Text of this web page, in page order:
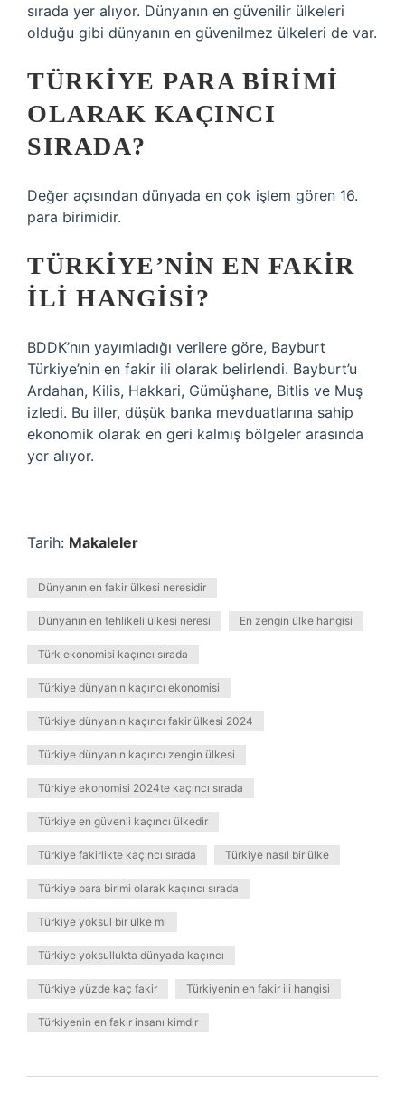
sırada yer alıyor. Dünyanın en güvenilir ülkeleri
olduğu gibi dünyanın en güvenilmez ülkeleri de var.
TÜRKIYE PARA BIRIMI
OLARAK KAÇINCI
SIRADA?
Değer açısından dünyada en çok işlem gören 16.
para birimidir.
TÜRKIYE’NIN EN FAKIR
ILI HANGISI?
BDDK’nın yayımladığı verilere göre, Bayburt
Türkiye’nin en fakir ili olarak belirlendi. Bayburt’u
Ardahan, Kilis, Hakkari, Gümüşhane, Bitlis ve Muş
izledi. Bu iller, düşük banka mevduatlarına sahip
ekonomik olarak en geri kalmış bölgeler arasında
yer alıyor.
Tarih: Makaleler
Dünyanın en fakir ülkesi neresidir
Dünyanın en tehlikeli ülkesi neresi En zengin ülke hangisi
Türk ekonomisi kaçıncı sırada
Türkiye dünyanın kaçıncı ekonomisi
Türkiye dünyanın kaçıncı fakir ülkesi 2024
Türkiye dünyanın kaçıncı zengin ülkesi
Türkiye ekonomisi 2024te kaçıncı sırada
Türkiye en güvenli kaçıncı ülkedir
Türkiye fakirlikte kaçıncı sırada Türkiye nasıl bir ülke
Türkiye para birimi olarak kaçıncı sırada
Türkiye yoksul bir ülke mi
Türkiye yoksullukta dünyada kaçıncı
Türkiye yüzde kaç fakir Türkiyenin en fakir ili hangisi
Türkiyenin en fakir insanı kimdir